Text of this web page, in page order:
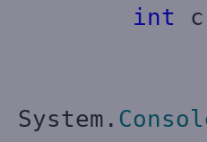
int
System.